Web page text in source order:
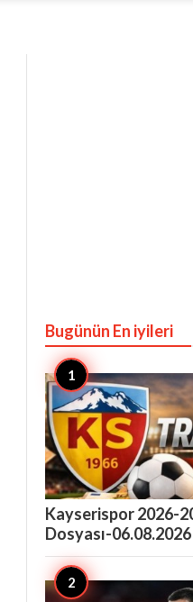
Bugünün En iyileri
Kayserispor 2026-
Dosyası-06.08.2026